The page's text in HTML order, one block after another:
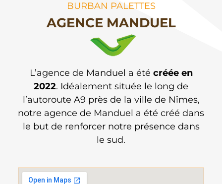
BURBAN PALETTES
AGENCE MANDUEL
L’agence de Manduel a été créée en
2022. Idéalement située le long de
l’autoroute A9 près de la ville de Nîmes,
notre agence de Manduel a été créé dans
le but de renforcer notre présence dans
le sud.